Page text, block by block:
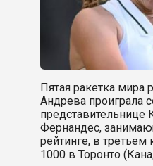
Пятая ракетка мира
Андрева проиграла
Фернандес,
рейтинге, в третьем
1000 в Торонто